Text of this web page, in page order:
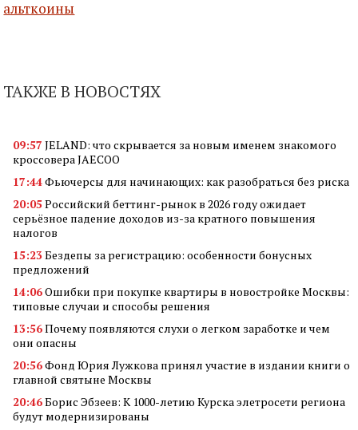
альткоины
ТАКЖЕ В НОВОСТЯХ
09:57 JELAND: что скрывается за новым именем знакомого
кроссовера JAECOO
17:44Фьючерсы для начинающих: как разобраться без риска
20:05Российский беттинг-рынок в 2026 году ожидает
серьёзное падение доходов из-за кратного повышения
налогов
15:23Бездепы за регистрацию: особенности бонусных
предложений
14:06Ошибки при покупке квартиры в новостройке Москвы:
типовые случаи и способы решения
13:56Почему появляются слухи о легком заработке и чем
они опасны
20:56Фонд Юрия Лужкова принял участие в издании книги о
главной святыне Москвы
20:46Борис Эбзеев: К 1000-летию Курска элетросети региона
будут модернизированы